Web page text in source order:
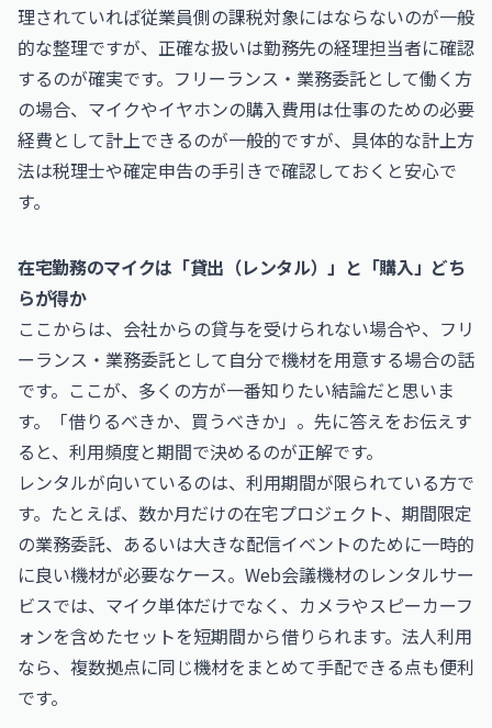
理されていれば従業員側の課税対象にはならないのが一般
的な整理ですが、正確な扱いは勤務先の経理担当者に確認
するのが確実です。フリーランス・業務委託として働く方
の場合、マイクやイヤホンの購入費用は仕事のための必要
経費として計上できるのが一般的ですが、具体的な計上方
法は税理士や確定申告の手引きで確認しておくと安心で
す。
在宅勤務のマイクは「貸出（レンタル）」と「購入」どち
らが得か
ここからは、会社からの貸与を受けられない場合や、フリ
ーランス・業務委託として自分で機材を用意する場合の話
です。ここが、多くの方が一番知りたい結論だと思いま
す。「借りるべきか、買うべきか」。先に答えをお伝えす
ると、利用頻度と期間で決めるのが正解です。
レンタルが向いているのは、利用期間が限られている方で
す。たとえば、数か月だけの在宅プロジェクト、期間限定
の業務委託、あるいは大きな配信イベントのために一時的
に良い機材が必要なケース。Web会議機材のレンタルサー
ビスでは、マイク単体だけでなく、カメラやスピーカーフ
ォンを含めたセットを短期間から借りられます。法人利用
なら、複数拠点に同じ機材をまとめて手配できる点も便利
です。